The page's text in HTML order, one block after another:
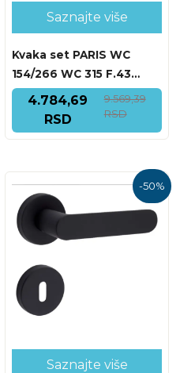
Saznajte više
Kvaka set PARIS WC
154/266 WC 315 F.43
BRONZA MAT
4.784,69
RSD
9.569,39
RSD
-50%
Saznajte više